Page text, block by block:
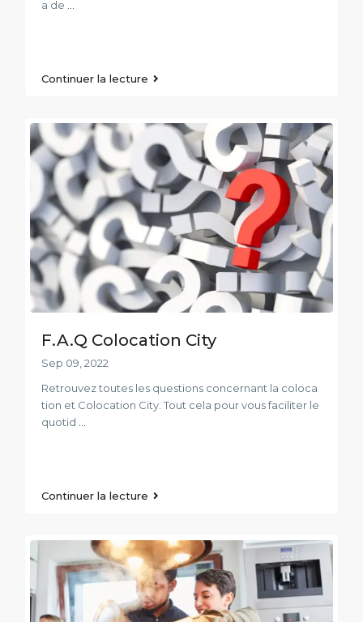
a de
Continuer la lecture
F.A.Q Colocation City
Sep 09, 2022
Retrouvez toutes les questions concernant la coloca
tion et Colocation City. Tout cela pour vous faciliter le
quotid
Continuer la lecture